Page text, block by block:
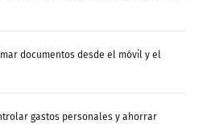
documentos desde el móvil y el
gastos personales y ahorrar